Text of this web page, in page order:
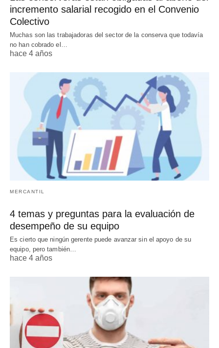
incremento salarial recogido en el Convenio
Colectivo
Muchas son las trabajadoras del sector de la conserva que todavía
no han cobrado el…
hace 4 años
MERCANTIL
4 temas y preguntas para la evaluación de
desempeño de su equipo
Es cierto que ningún gerente puede avanzar sin el apoyo de su
equipo, pero también…
hace 4 años